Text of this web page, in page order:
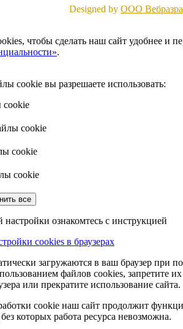
Designed by ООО
чтобы сделать наш сайт удобнее и
.
cookie вы разрешаете использовать:
cookie
cookie
cookie
cookie
все
настройки ознакомтесь с инструкцией
cookies в браузерах
загружаются в ваш браузер при
файлов cookies, запретите
или прекратите использование сайта.
cookie наш сайт продолжит
которых работа ресурса невозможна.